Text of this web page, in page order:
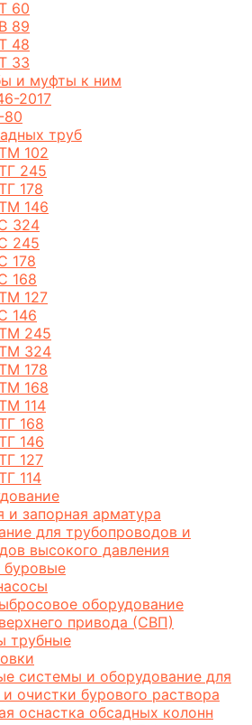
60
89
48
33
и муфты к ним
2017
80
труб
102
245
178
146
324
245
178
168
127
146
245
324
178
168
114
168
146
127
114
и запорная арматура
для трубопроводов и
высокого давления
оборудование
привода (СВП)
трубные
системы и оборудование для
и очистки бурового раствора
оснастка обсадных колонн